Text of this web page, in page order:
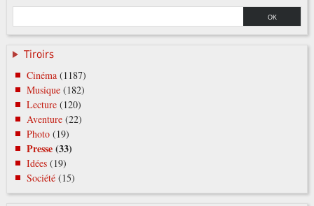
Tiroirs
Cinéma (1187)
Musique (182)
Lecture (120)
Aventure (22)
Photo (19)
Presse(33)
Idées (19)
Société (15)